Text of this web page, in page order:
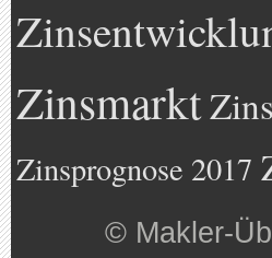
Zinsmarkt
Zinsprognose 2017
© Makler-